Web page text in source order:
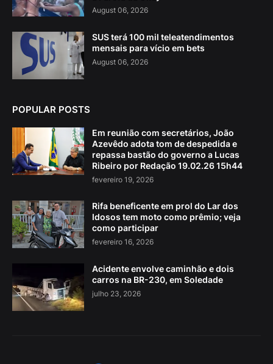
August 06, 2026
SUS terá 100 mil teleatendimentos
mensais para vício em bets
August 06, 2026
POPULAR POSTS
Em reunião com secretários, João
Azevêdo adota tom de despedida e
repassa bastão do governo a Lucas
Ribeiro por Redação 19.02.26 15h44
fevereiro 19, 2026
Rifa beneficente em prol do Lar dos
Idosos tem moto como prêmio; veja
como participar
fevereiro 16, 2026
Acidente envolve caminhão e dois
carros na BR-230, em Soledade
julho 23, 2026